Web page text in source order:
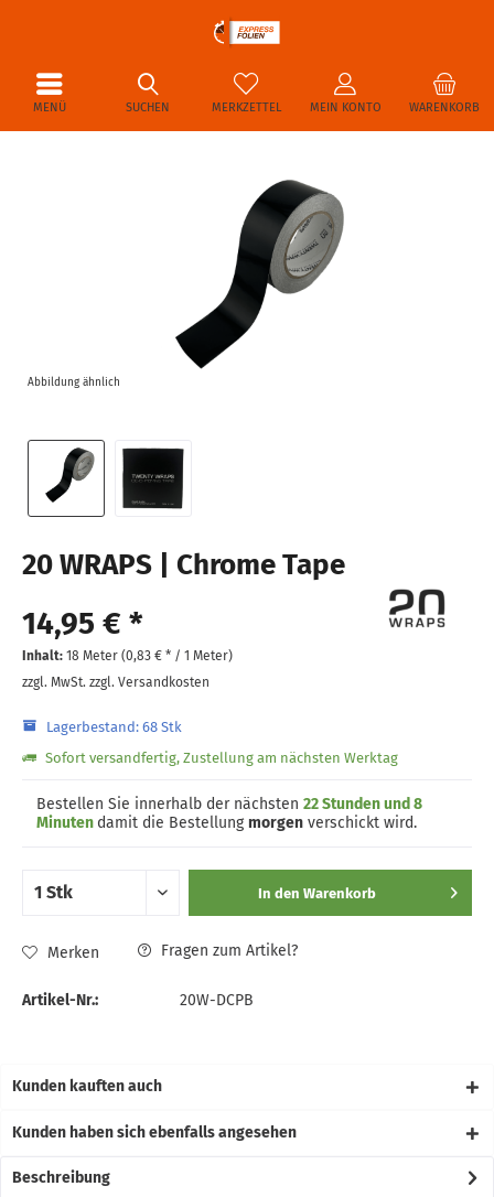
MENÜ WARENKORB
MERKZETTEL MEIN KONTO
SUCHEN
Abbildung ähnlich
20 WRAPS | Chrome Tape
14,95 € *
Inhalt: 18 Meter (0,83 € * / 1 Meter)
zzgl. MwSt. zzgl. Versandkosten
Lagerbestand: 68 Stk
Sofort versandfertig, Zustellung am nächsten Werktag
Bestellen Sie innerhalb der nächsten 22 Stunden und 8
Minuten damit die Bestellungmorgen verschickt wird.
In den Warenkorb
Merken Fragen zum Artikel?
Artikel-Nr.: 20W-DCPB
Kunden kauften auch
Kunden haben sich ebenfalls angesehen
Beschreibung